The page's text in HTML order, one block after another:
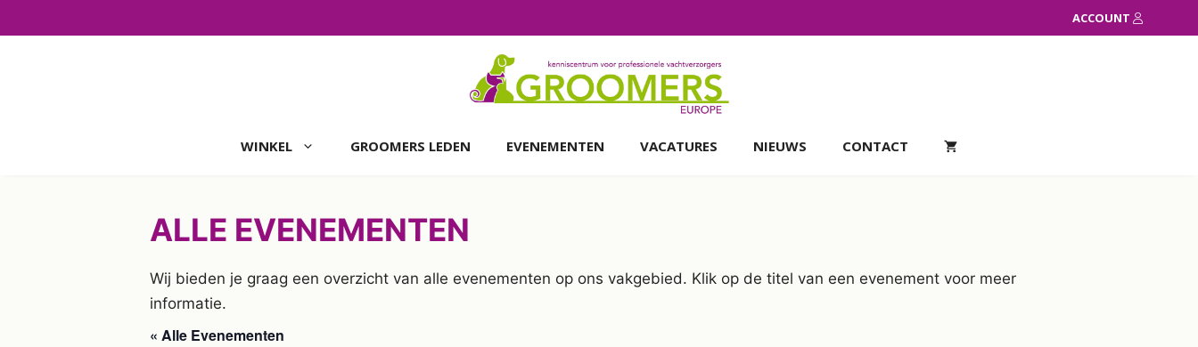
naar
ACCOUNT
WINKEL GROOMERS LEDEN EVENEMENTEN VACATURES NIEUWS CONTACT
ALLE EVENEMENTEN
Wij bieden je graag een overzicht van alle evenementen op ons vakgebied. Klik op de titel van een evenement voor meer
informatie.
« Alle Evenementen